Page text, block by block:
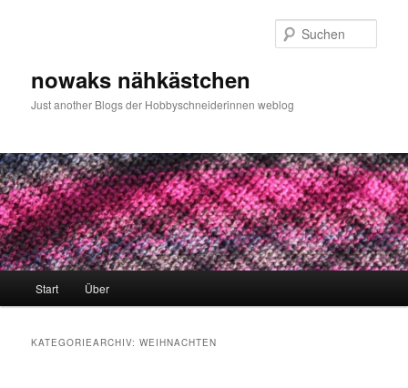
nowaks nähkästchen
Just another Blogs der Hobbyschneiderinnen weblog
Start Über
KATEGORIEARCHIV:WEIHNACHTEN